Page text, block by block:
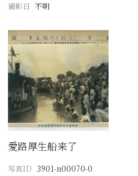
撮影日 不明
愛路厚生船来了
写真ID 3901-n00070-0